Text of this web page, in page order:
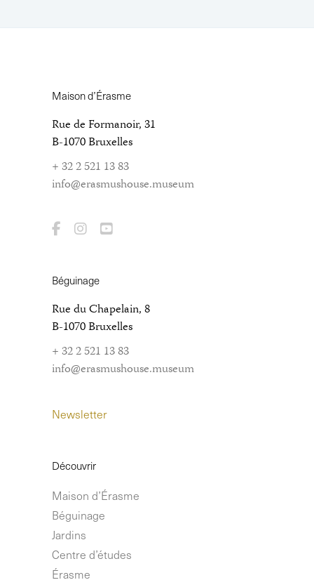
Maison d’Érasme
Rue de Formanoir, 31
B-1070 Bruxelles
+ 32 2 521 13 83
info@erasmushouse.museum
Béguinage
Rue du Chapelain, 8
B-1070 Bruxelles
+ 32 2 521 13 83
info@erasmushouse.museum
Newsletter
Découvrir
Maison d’Érasme
Béguinage
Jardins
Centre d’études
Érasme